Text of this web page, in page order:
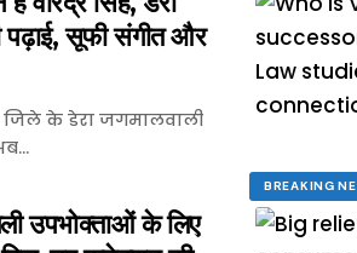
BREAKING
पढ़ाई, सूफी संगीत और
जिले के डेरा जगमालवाली
के लिए